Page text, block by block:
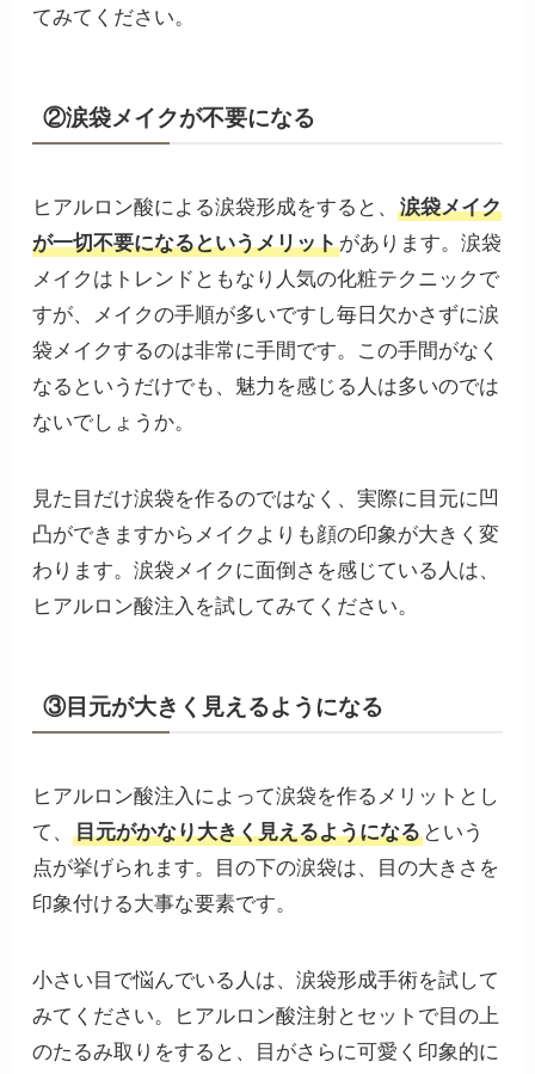
てみてください。
②涙袋メイクが不要になる
ヒアルロン酸による涙袋形成をすると、
涙袋メイク
が一切不要になるというメリットがあります。涙袋
メイクはトレンドともなり人気の化粧テクニックで
すが、メイクの手順が多いですし毎日欠かさずに涙
袋メイクするのは非常に手間です。この手間がなく
なるというだけでも、魅力を感じる人は多いのでは
ないでしょうか。
見た目だけ涙袋を作るのではなく、実際に目元に凹
凸ができますからメイクよりも顔の印象が大きく変
わります。涙袋メイクに面倒さを感じている人は、
ヒアルロン酸注入を試してみてください。
③目元が大きく見えるようになる
ヒアルロン酸注入によって涙袋を作るメリットとし
て、
目元がかなり大きく見えるようになるという
点が挙げられます。目の下の涙袋は、目の大きさを
印象付ける大事な要素です。
小さい目で悩んでいる人は、涙袋形成手術を試して
みてください。ヒアルロン酸注射とセットで目の上
のたるみ取りをすると、目がさらに可愛く印象的に